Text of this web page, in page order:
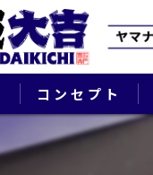
コンセプト